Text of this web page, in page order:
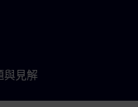
與見解